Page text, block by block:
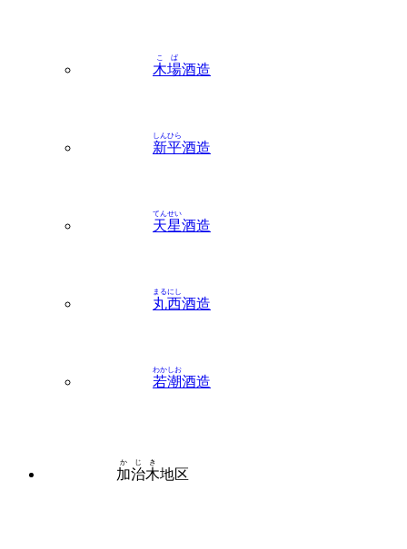
木場
こば
酒造
新平
しんひら
酒造
天星
てんせい
酒造
丸西
まるにし
酒造
若潮
わかしお
酒造
加治木
かじき
地区